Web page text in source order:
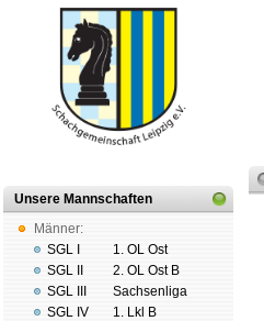
Unsere Mannschaften
Männer:
SGL I
SGL II
SGL III
SGL IV
1. OL Ost
2. OL Ost B
Sachsenliga
1. Lkl B